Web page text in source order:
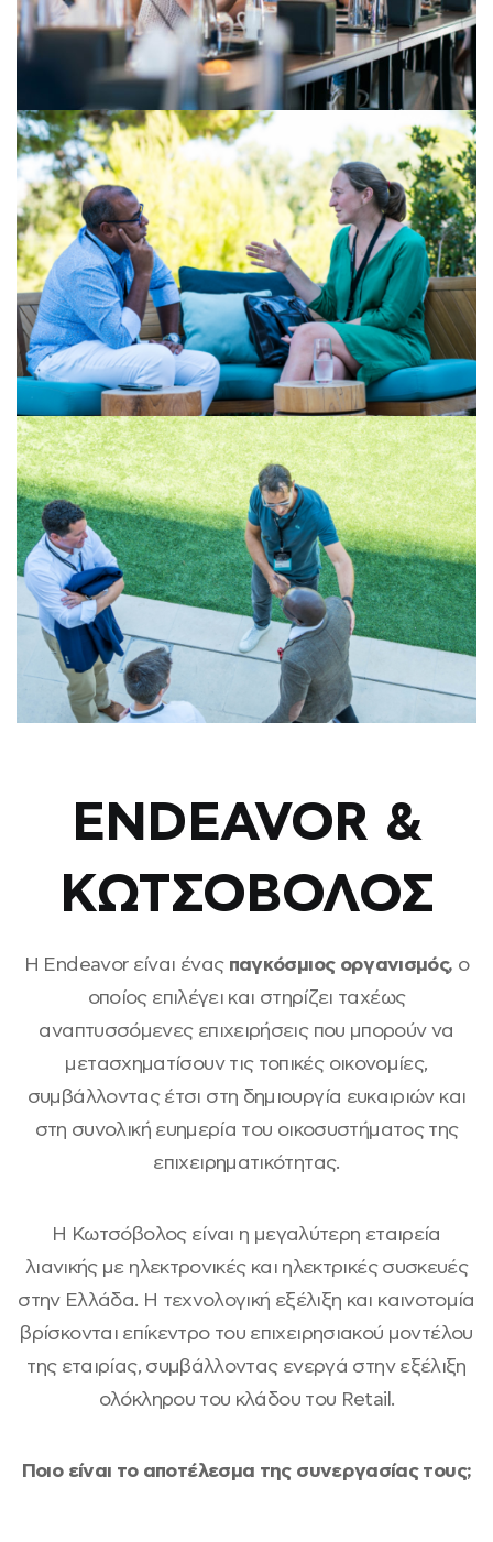
ENDEAVOR &
ΚΩΤΣΟΒΟΛΟΣ
Η Endeavor είναι ένας παγκόσμιος οργανισμός, ο
οποίος επιλέγει και στηρίζει ταχέως
αναπτυσσόμενες επιχειρήσεις που μπορούν να
μετασχηματίσουν τις τοπικές οικονομίες,
συμβάλλοντας έτσι στη δημιουργία ευκαιριών και
στη συνολική ευημερία του οικοσυστήματος της
επιχειρηματικότητας.
Η Κωτσόβολος είναι η μεγαλύτερη εταιρεία
λιανικής με ηλεκτρονικές και ηλεκτρικές συσκευές
στην Ελλάδα. Η τεχνολογική εξέλιξη και καινοτομία
βρίσκονται επίκεντρο του επιχειρησιακού μοντέλου
της εταιρίας, συμβάλλοντας ενεργά στην εξέλιξη
ολόκληρου του κλάδου του Retail.
Ποιο είναι το αποτέλεσμα της συνεργασίας τους;